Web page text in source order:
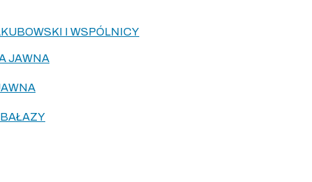
I WSPÓLNICY
JAWNA